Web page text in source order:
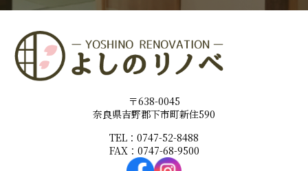
〒638-0045
奈良県吉野郡下市町新住590
TEL：0747-52-8488
FAX：0747-68-9500